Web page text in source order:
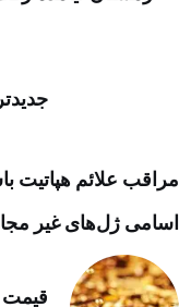
مراقب علائم هپاتیت
اسامی ژل‌های غیر